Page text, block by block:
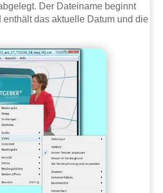
Der Dateiname beginnt
enthält das aktuelle Datum und die